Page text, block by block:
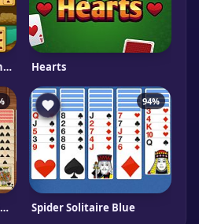
Pyramid Solitaire Ancient Egypt Hearts
Spider Solitaire Classic Gameboss
94%
Spider Solitaire Blue